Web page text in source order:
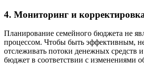
4. Мониторинг и
Планирование семейного бюджета не
процессом. Чтобы быть эффективным,
отслеживать потоки денежных средств
бюджет в соответствии с изменениями